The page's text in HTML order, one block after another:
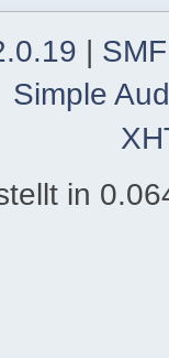
|
Simple
in